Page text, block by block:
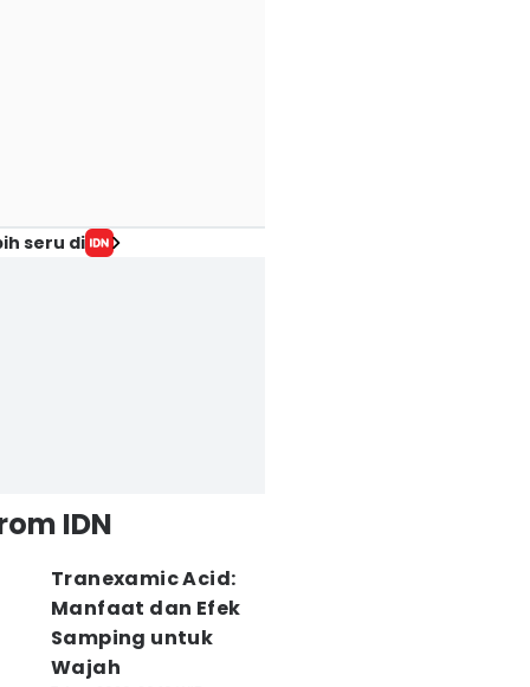
seru di
IDN
Tranexamic Acid:
Manfaat dan Efek
Samping untuk
Wajah